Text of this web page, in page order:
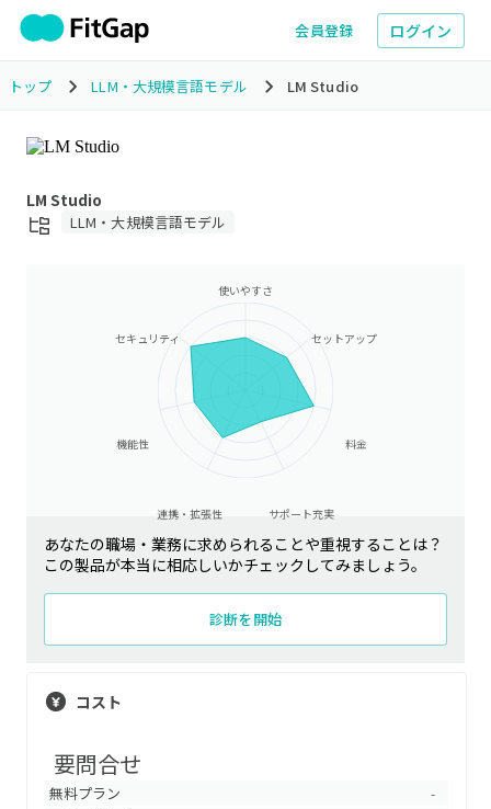
会員登録 ログイン
トップ LLM・大規模言語モデル LM Studio
LM Studio
LLM・大規模言語モデル
使いやすさ
セットアップ
料金
サポート充実
連携・拡張性
機能性
セキュリティ
あなたの職場・業務に求められることや重視することは？
この製品が本当に相応しいかチェックしてみましょう。
診断を開始
コスト
要問合せ
無料プラン -